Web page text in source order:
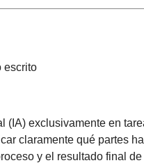
escrito
exclusivamente en
claramente qué partes
y el resultado final